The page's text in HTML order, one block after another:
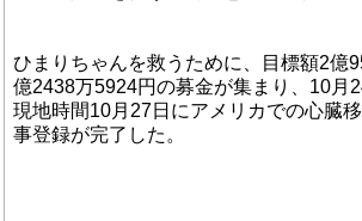
ひまりちゃんを救うために、目標額2億
億2438万5924円の募金が集まり、10月
現地時間10月27日にアメリカでの心臓
事登録が完了した。